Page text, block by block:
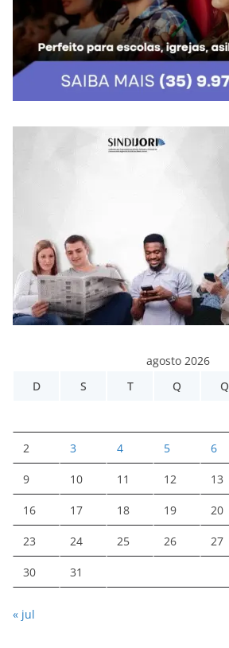
agosto 2026
D
S T Q Q
2 3 4 5 6
9 10 11 12 13
16 17 18 19 20
23 24 25 26 27
30 31
« jul